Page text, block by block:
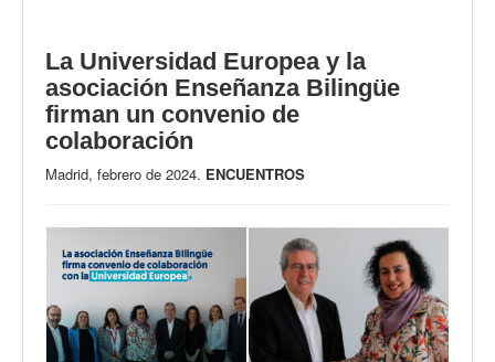
La Universidad Europea y la
asociación Enseñanza Bilingüe
firman un convenio de
colaboración
Madrid, febrero de 2024. ENCUENTROS